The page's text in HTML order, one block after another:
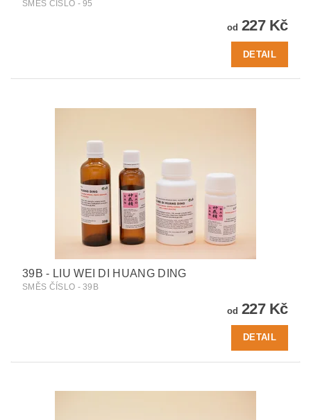
SMĚS ČÍSLO - 95
od 227 Kč
DETAIL
39B - LIU WEI DI HUANG DING
SMĚS ČÍSLO - 39B
od 227 Kč
DETAIL